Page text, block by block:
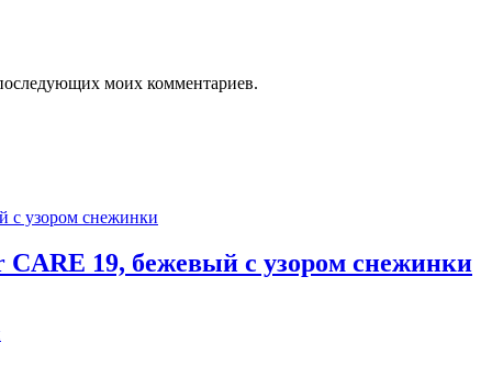
моих комментариев.
19, бежевый с узором снежинки